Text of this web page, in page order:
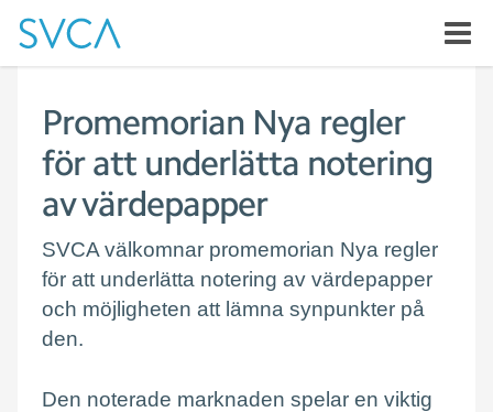
Promemorian Nya regler
för att underlätta notering
av värdepapper
SVCA välkomnar promemorian Nya regler
för att underlätta notering av värdepapper
och möjligheten att lämna synpunkter på
den.
Den noterade marknaden spelar en viktig